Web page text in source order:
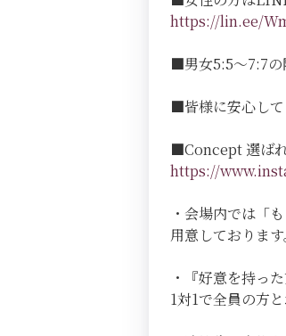
https://lin.ee/
■男女5:5～7:7の
■皆様に安心し
■Concept 選ば
https://
・会場内では「
用意しております
・『好意を持っ
1対1で全員の方